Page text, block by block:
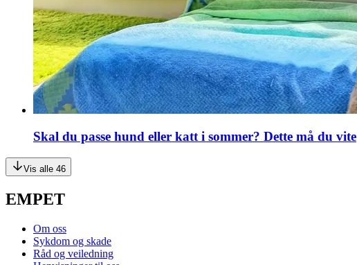
Skal du passe hund eller katt i sommer? Dette må du vite
Vis alle 46
EMPET
Om oss
Sykdom og skade
Råd og veiledning